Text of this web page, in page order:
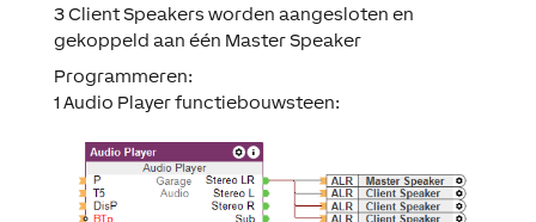
3 Client Speakers worden aangesloten en
gekoppeld aan één Master Speaker
Programmeren:
1 Audio Player functiebouwsteen: